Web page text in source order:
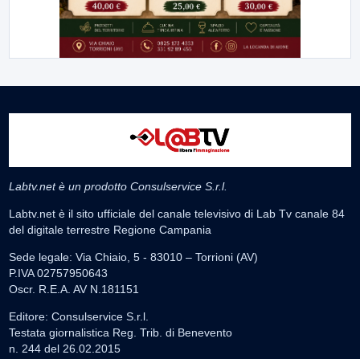
Labtv.net è un prodotto Consulservice S.r.l.
Labtv.net è il sito ufficiale del canale televisivo di Lab Tv canale 84
del digitale terrestre Regione Campania
Sede legale: Via Chiaio, 5 - 83010 – Torrioni (AV)
P.IVA 02757950643
Oscr. R.E.A. AV N.181151
Editore: Consulservice S.r.l.
Testata giornalistica Reg. Trib. di Benevento
n. 244 del 26.02.2015